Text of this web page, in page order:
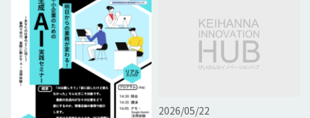
2026/05/22